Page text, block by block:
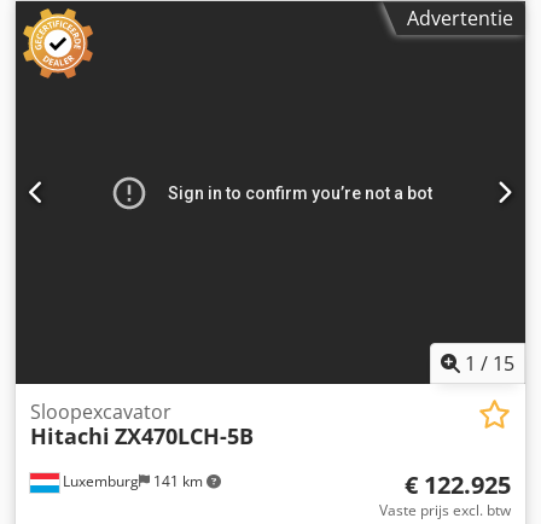
nieuwe en gebruikte bedrijfsvoertuigen, bouwmachines en
speciale voertuigen. Op ons terrein van circa 11.000 m²
vindt u een breed assortiment voor verschillende
Speciaal transport Wij ondersteunen u bij de organisatie
van een geschikt speciaal transport. Douaneformaliteiten
mm, airconditioning, camera, OQ65 snelwisselsysteem,
centrale smering, inklapbaar beschermdak voor en op het
dak, hydraulische bescherming op de giek, extra gewicht
(tel. ) staat u graag te woord. Meer informatie vindt u op
onze website. Onder voorbehoud van fouten en
Advertentie
1 / 15
Luxemburg 141 km
Sloopexcavator
Hitachi ZX470LCH-5B
€ 122.925
Vaste prijs excl. btw